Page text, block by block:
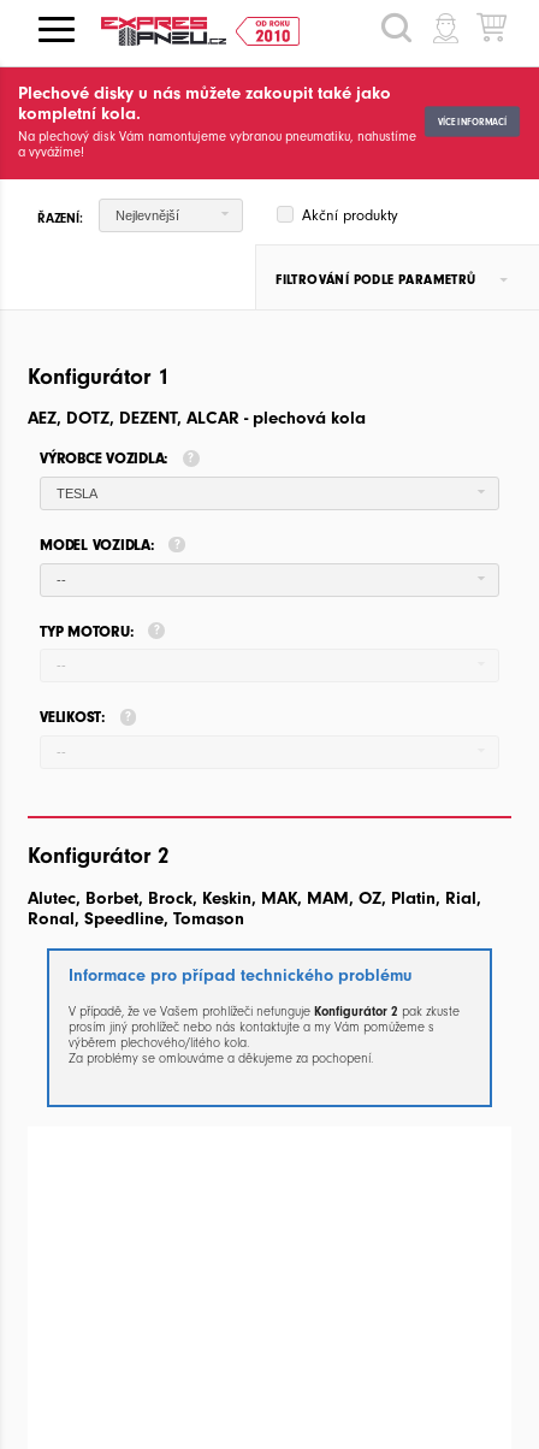
HLEDAT
Plechové disky u nás můžete zakoupit také jako
kompletní kola.
Na plechový disk Vám namontujeme vybranou pneumatiku, nahustíme
a vyvážíme!
VÍCE INFORMACÍ
ŘAZENÍ: Nejlevnější Akční produkty
FILTROVÁNÍ PODLE PARAMETRŮ
Konfigurátor 1
AEZ, DOTZ, DEZENT, ALCAR - plechová kola
VÝROBCE VOZIDLA:
TESLA
MODEL VOZIDLA:
--
TYP MOTORU:
--
VELIKOST:
--
Konfigurátor 2
Alutec, Borbet, Brock, Keskin, MAK, MAM, OZ, Platin, Rial,
Ronal, Speedline, Tomason
Informace pro případ technického problému
V případě, že ve Vašem prohlížeči nefunguje Konfigurátor 2 pak zkuste
prosím jiný prohlížeč nebo nás kontaktujte a my Vám pomůžeme s
výběrem plechového/litého kola.
Za problémy se omlouváme a děkujeme za pochopení.